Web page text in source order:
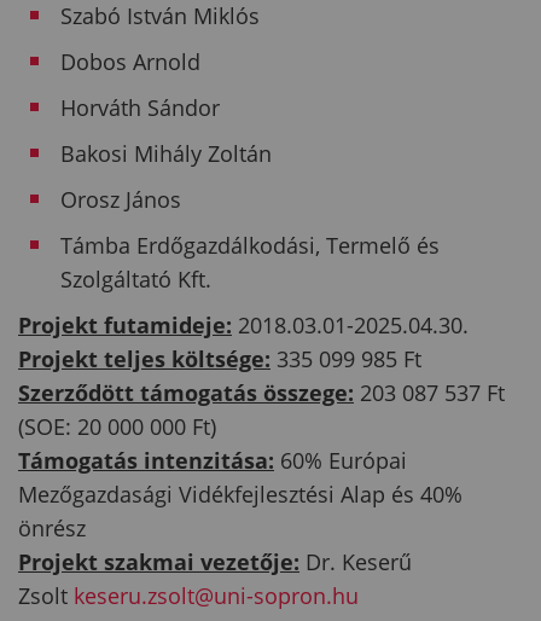
Szabó István Miklós
Dobos Arnold
Horváth Sándor
Bakosi Mihály Zoltán
Orosz János
Támba Erdőgazdálkodási, Termelő és
Szolgáltató Kft.
Projekt futamideje: 2018.03.01-2025.04.30.
Projekt teljes költsége: 335 099 985 Ft
Szerződött támogatás összege: 203 087 537 Ft
(SOE: 20 000 000 Ft)
Támogatás intenzitása: 60% Európai
Mezőgazdasági Vidékfejlesztési Alap és 40%
önrész
Projekt szakmai vezetője: Dr. Keserű
Zsolt keseru.zsolt@uni-sopron.hu